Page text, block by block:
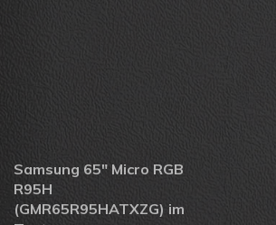
Samsung 65″ Micro RGB
R95H
(GMR65R95HATXZG) im